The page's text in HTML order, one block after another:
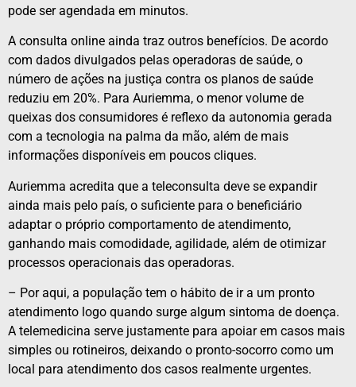
pode ser agendada em minutos.
A consulta online ainda traz outros benefícios. De acordo
com dados divulgados pelas operadoras de saúde, o
número de ações na justiça contra os planos de saúde
reduziu em 20%. Para Auriemma, o menor volume de
queixas dos consumidores é reflexo da autonomia gerada
com a tecnologia na palma da mão, além de mais
informações disponíveis em poucos cliques.
Auriemma acredita que a teleconsulta deve se expandir
ainda mais pelo país, o suficiente para o beneficiário
adaptar o próprio comportamento de atendimento,
ganhando mais comodidade, agilidade, além de otimizar
processos operacionais das operadoras.
– Por aqui, a população tem o hábito de ir a um pronto
atendimento logo quando surge algum sintoma de doença.
A telemedicina serve justamente para apoiar em casos mais
simples ou rotineiros, deixando o pronto-socorro como um
local para atendimento dos casos realmente urgentes.